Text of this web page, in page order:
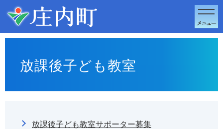
このページの本文へ移動
放課後子ども教室
放課後子ども教室サポーター募集